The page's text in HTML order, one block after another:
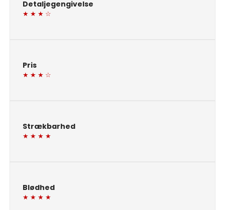
Detaljegengivelse
★ ★ ★ ☆
Pris
★ ★ ★ ☆
Strækbarhed
★ ★ ★ ★
Blødhed
★ ★ ★ ★